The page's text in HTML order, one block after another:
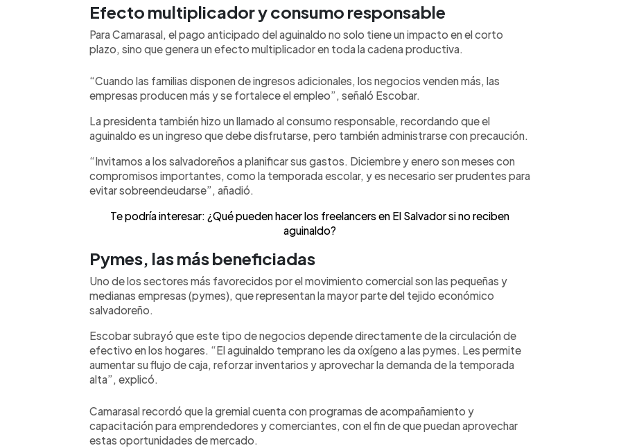
Efecto multiplicador y consumo responsable
Para Camarasal, el pago anticipado del aguinaldo no solo tiene un impacto en el corto
plazo, sino que genera un efecto multiplicador en toda la cadena productiva.
“Cuando las familias disponen de ingresos adicionales, los negocios venden más, las
empresas producen más y se fortalece el empleo”, señaló Escobar.
La presidenta también hizo un llamado al consumo responsable, recordando que el
aguinaldo es un ingreso que debe disfrutarse, pero también administrarse con precaución.
“Invitamos a los salvadoreños a planificar sus gastos. Diciembre y enero son meses con
compromisos importantes, como la temporada escolar, y es necesario ser prudentes para
evitar sobreendeudarse”, añadió.
Te podría interesar: ¿Qué pueden hacer los freelancers en El Salvador si no reciben
aguinaldo?
Pymes, las más beneficiadas
Uno de los sectores más favorecidos por el movimiento comercial son las pequeñas y
medianas empresas (pymes), que representan la mayor parte del tejido económico
salvadoreño.
Escobar subrayó que este tipo de negocios depende directamente de la circulación de
efectivo en los hogares. “El aguinaldo temprano les da oxígeno a las pymes. Les permite
aumentar su flujo de caja, reforzar inventarios y aprovechar la demanda de la temporada
alta”, explicó.
Camarasal recordó que la gremial cuenta con programas de acompañamiento y
capacitación para emprendedores y comerciantes, con el fin de que puedan aprovechar
estas oportunidades de mercado.